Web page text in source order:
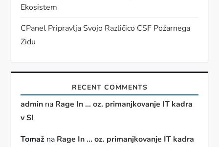
Ekosistem
CPanel Pripravlja Svojo Različico CSF Požarnega
Zidu
RECENT COMMENTS
admin na Rage In … oz. primanjkovanje IT kadra
v SI
Tomaž na Rage In … oz. primanjkovanje IT kadra